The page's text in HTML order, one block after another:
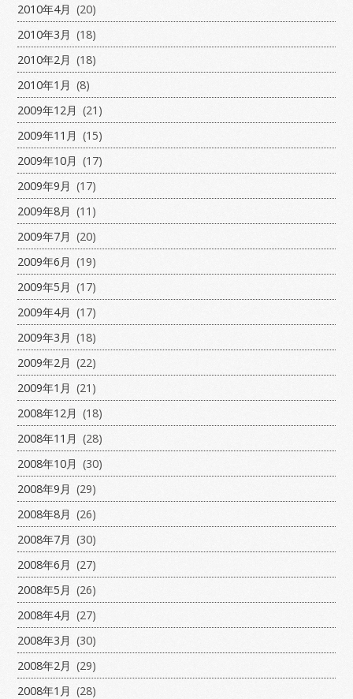
2010年4月 (20)
2010年3月 (18)
2010年2月 (18)
2010年1月 (8)
2009年12月 (21)
2009年11月 (15)
2009年10月 (17)
2009年9月 (17)
2009年8月 (11)
2009年7月 (20)
2009年6月 (19)
2009年5月 (17)
2009年4月 (17)
2009年3月 (18)
2009年2月 (22)
2009年1月 (21)
2008年12月 (18)
2008年11月 (28)
2008年10月 (30)
2008年9月 (29)
2008年8月 (26)
2008年7月 (30)
2008年6月 (27)
2008年5月 (26)
2008年4月 (27)
2008年3月 (30)
2008年2月 (29)
2008年1月 (28)